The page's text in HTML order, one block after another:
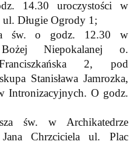
14.30 uroczystości w
Długie Ogrody 1;
św. o godz. 12.30 w
Niepokalanej o.
2, pod
Stanisława Jamrozka,
Intronizacyjnych. O godz.
św. w Archikatedrze
Chrzciciela ul. Plac